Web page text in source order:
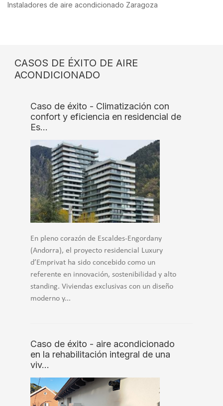
Instaladores de aire acondicionado Zaragoza
CASOS DE ÉXITO DE AIRE
ACONDICIONADO
Caso de éxito - Climatización con
confort y eficiencia en residencial de
Es…
En pleno corazón de Escaldes-Engordany
(Andorra), el proyecto residencial Luxury
d’Emprivat ha sido concebido como un
referente en innovación, sostenibilidad y alto
standing. Viviendas exclusivas con un diseño
moderno y...
Caso de éxito - aire acondicionado
en la rehabilitación integral de una
viv…